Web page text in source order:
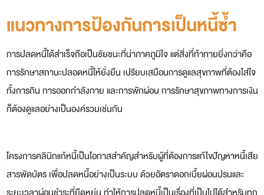
แนวทางการป้องกันการเป็นหนี้ซ้ำ
การปลดหนี้ได้สำเร็จถือเป็นชัยชนะที่น่าภาคภูมิใจ แต่สิ่งที่ท้าทายยิ่งกว่าคือ
การรักษาสถานะปลอดหนี้ให้ยั่งยืน เปรียบเสมือนการดูแลสุขภาพที่ต้องใส่ใจ
ทั้งการกิน การออกกำลังกาย และการพักผ่อน การรักษาสุขภาพทางการเงิน
ก็ต้องดูแลอย่างเป็นองค์รวมเช่นกัน
โครงการคลินิกแก้หนี้เป็นโอกาสสำคัญสำหรับผู้ที่ต้องการแก้ไขปัญหาหนี้เสีย
สารพัดบัตร เพื่อปลดหนี้อย่างเป็นระบบ ด้วยอัตราดอกเบี้ยผ่อนปรนและ